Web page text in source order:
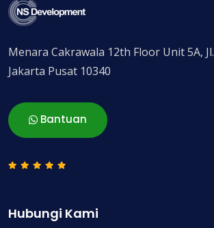
Menara Cakrawala 12th Floor Unit 5A,
Jakarta Pusat 10340
Bantuan
Hubungi Kami